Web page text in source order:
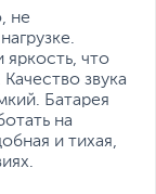
контакт с
на те
область
тачпад.
Вт
выход для
не
что
звука
Батарея
на
и тихая,